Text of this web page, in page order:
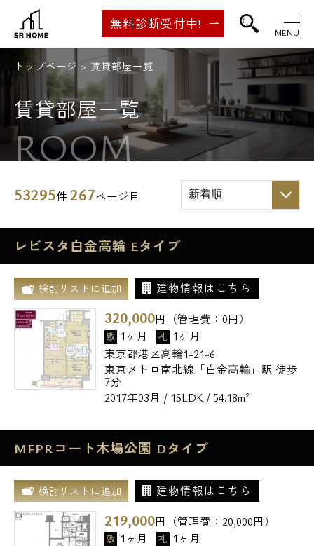
無料診断受付中!
MENU
トップページ 賃貸部屋一覧
賃貸部屋一覧
ROOM
53295件267ページ目
レビスタ白金高輪 Eタイプ
検討リストに追加 建物情報はこちら
320,000円（管理費： 0円）
敷 1ヶ月 礼 1ヶ月
東京都港区高輪1-21-6
東京メトロ南北線「白金高輪」駅 徒歩
7分
2017年03月 / 1SLDK / 54.18m²
MFPRコート木場公園 Dタイプ
検討リストに追加 建物情報はこちら
219,000円（管理費： 20,000円）
敷 1ヶ月 礼 1ヶ月